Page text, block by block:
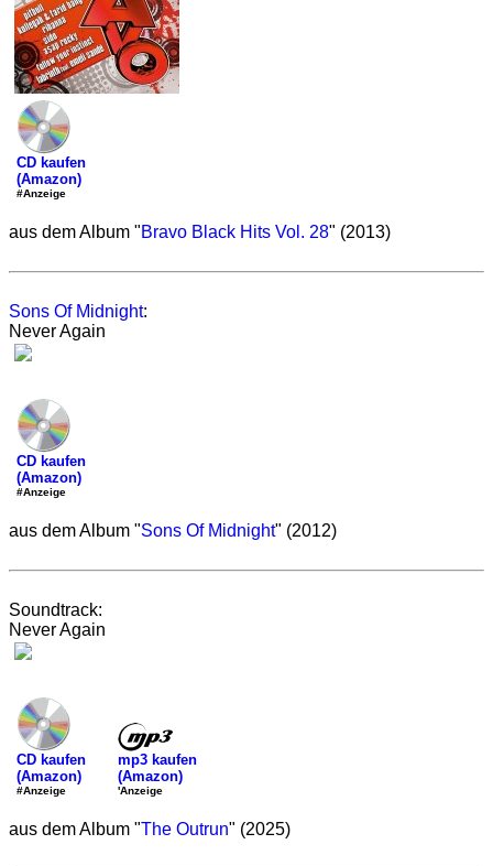
CD kaufen
(Amazon)
#Anzeige
aus dem Album "Bravo Black Hits Vol. 28" (2013)
Sons Of Midnight:
Never Again
CD kaufen
(Amazon)
#Anzeige
aus dem Album "Sons Of Midnight" (2012)
Soundtrack:
Never Again
CD kaufen
(Amazon)
#Anzeige
mp3 kaufen
(Amazon)
'Anzeige
aus dem Album "The Outrun" (2025)